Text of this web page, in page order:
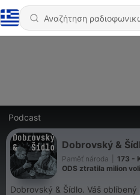
Podcast
Dobrovský &
Paměť národa
173 -
ODS ztratila milion
Dobrovský & Šídlo. Váš